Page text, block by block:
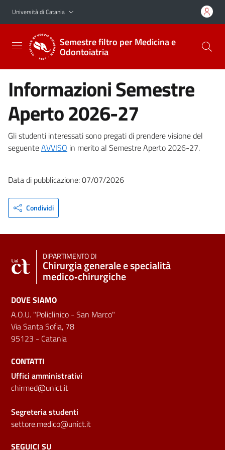
Vai al contenuto principale
Vai al menu di navigazione
Università di Catania
Semestre filtro per Medicina e
Odontoiatria
Informazioni Semestre
Aperto 2026-27
Gli studenti interessati sono pregati di prendere visione del
seguenteAVVISO in merito al Semestre Aperto 2026-27.
Data di pubblicazione: 07/07/2026
Condividi
DIPARTIMENTO DI
Chirurgia generale e specialità
medico‑chirurgiche
DOVE SIAMO
A.O.U. "Policlinico - San Marco"
Via Santa Sofia, 78
95123 - Catania
CONTATTI
Uffici amministrativi
chirmed@unict.it
Segreteria studenti
settore.medico@unict.it
SEGUICI SU